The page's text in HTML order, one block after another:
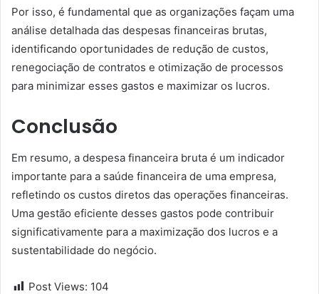
Por isso, é fundamental que as organizações façam uma
análise detalhada das despesas financeiras brutas,
identificando oportunidades de redução de custos,
renegociação de contratos e otimização de processos
para minimizar esses gastos e maximizar os lucros.
Conclusão
Em resumo, a despesa financeira bruta é um indicador
importante para a saúde financeira de uma empresa,
refletindo os custos diretos das operações financeiras.
Uma gestão eficiente desses gastos pode contribuir
significativamente para a maximização dos lucros e a
sustentabilidade do negócio.
Post Views: 104